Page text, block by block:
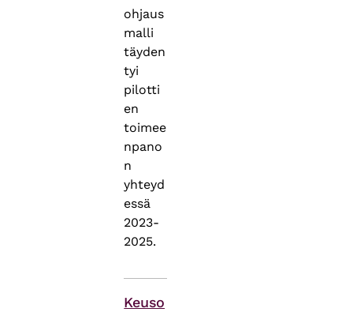
ohjaus
malli
täyden
tyi
pilotti
en
toimee
npano
n
yhteyd
essä
2023-
2025.
Keuso